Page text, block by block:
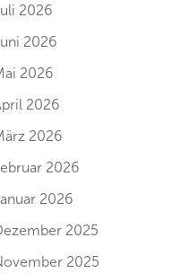
2026
2026
2026
2026
2026
2026
2026
2025
2025